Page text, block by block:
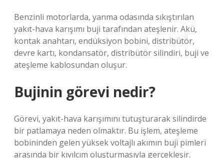
Benzinli motorlarda, yanma odasında sıkıştırılan
yakıt-hava karışımı buji tarafından ateşlenir. Akü,
kontak anahtarı, endüksiyon bobini, distribütör,
devre kartı, kondansatör, distribütör silindiri, buji ve
ateşleme kablosundan oluşur.
Bujinin görevi nedir?
Görevi, yakıt-hava karışımını tutuşturarak silindirde
bir patlamaya neden olmaktır. Bu işlem, ateşleme
bobininden gelen yüksek voltajlı akımın buji pimleri
arasında bir kıvılcım oluşturmasıyla gerçekleşir.